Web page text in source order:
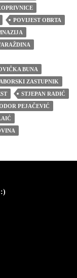
POVIJEST OBRTA
BUNA
ZASTUPNIK
STJEPAN RADIĆ
PEJAČEVIĆ